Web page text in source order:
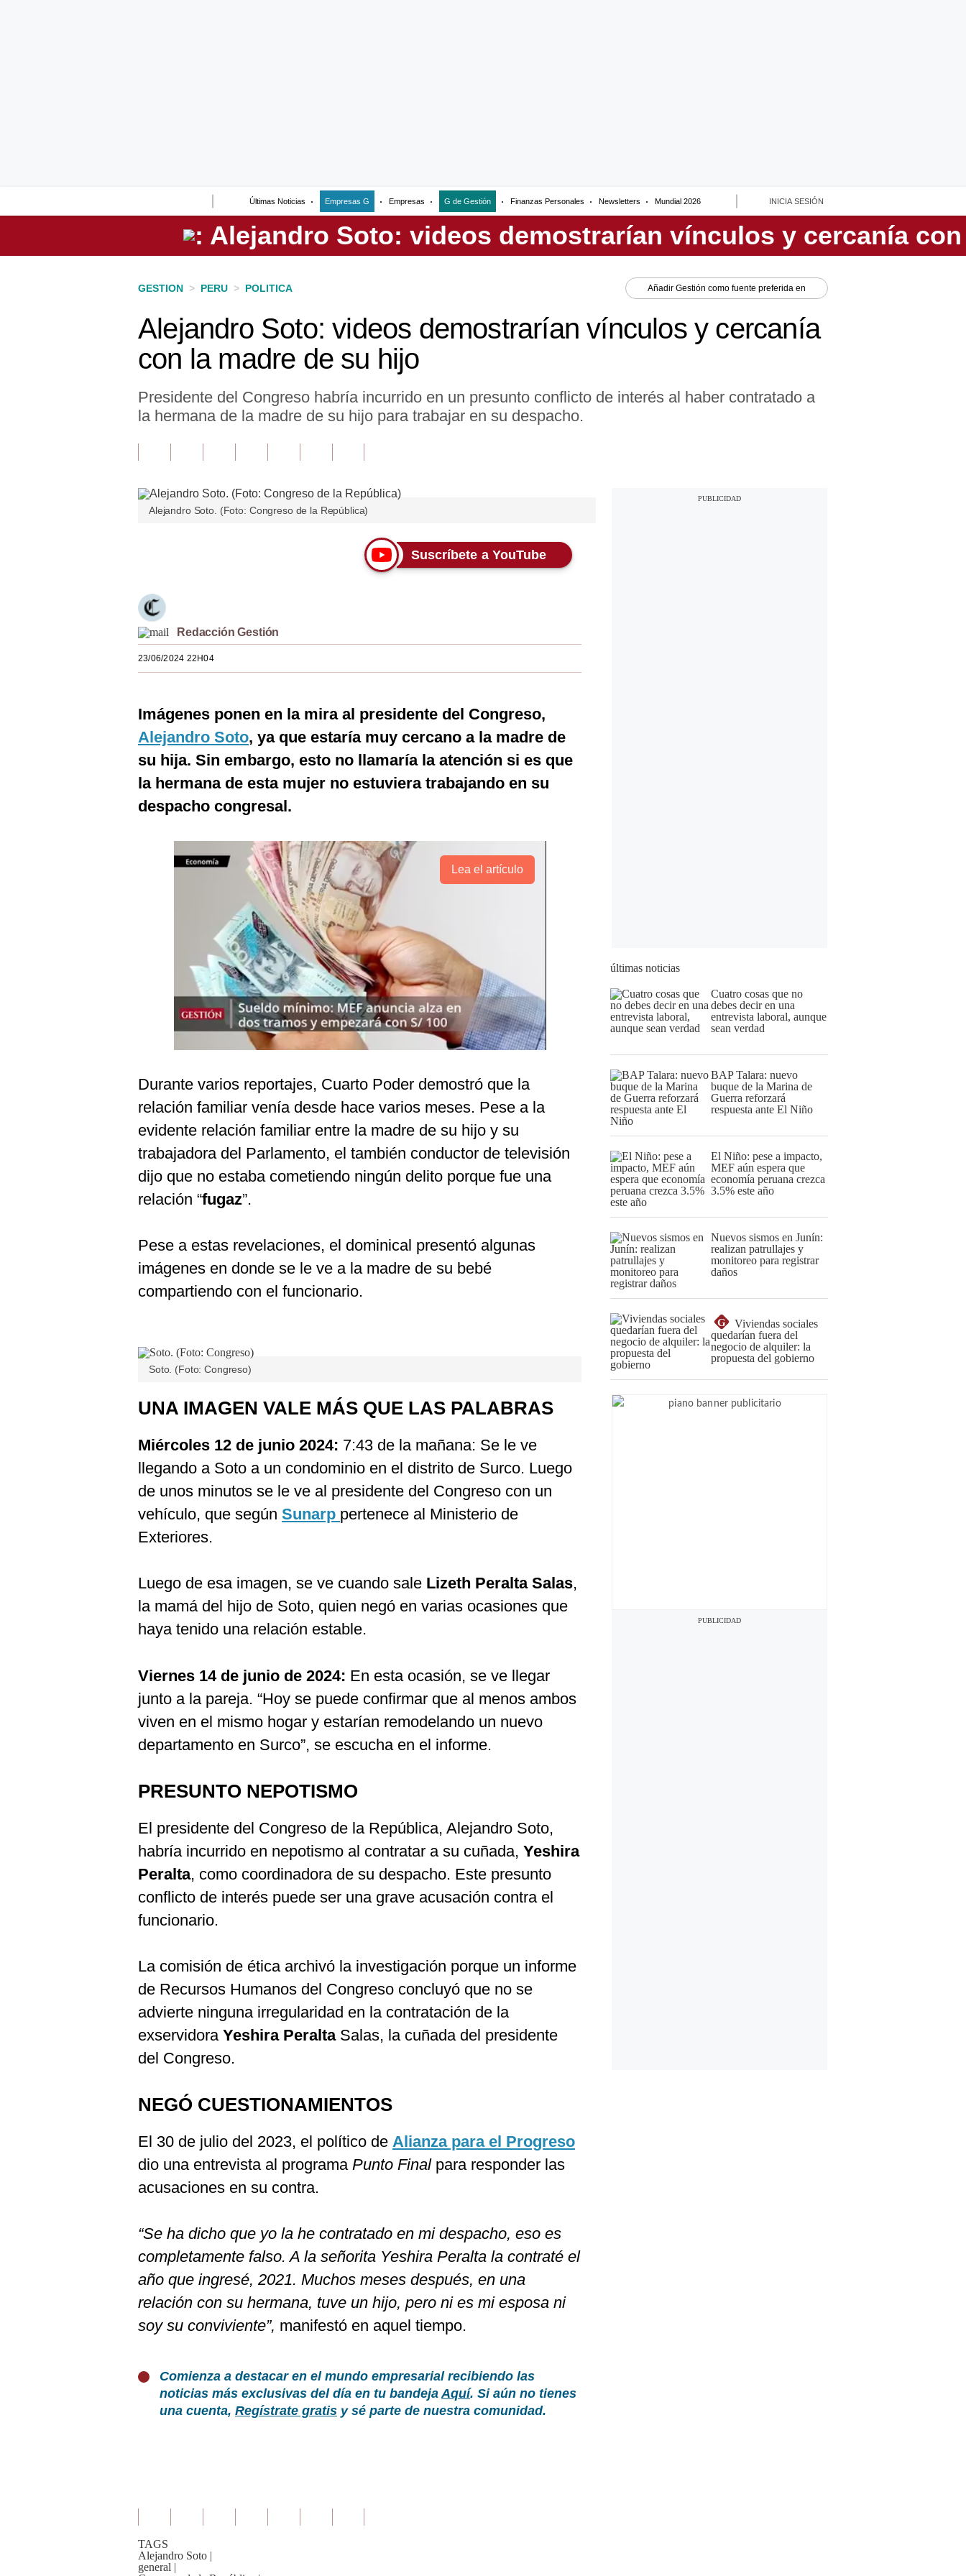
Últimas Noticias Empresas G Empresas G de Gestión Finanzas Personales Newsletters Mundial 2026 INICIA SESIÓN
Perú
GESTION > PERU > POLITICA Añadir Gestión como fuente preferida en
Alejandro Soto: videos demostrarían vínculos y cercanía
con la madre de su hijo
Presidente del Congreso habría incurrido en un presunto conflicto de interés al haber contratado a
la hermana de la madre de su hijo para trabajar en su despacho.
Alejandro Soto. (Foto: Congreso de la República)
Suscríbete a YouTube
Redacción Gestión
23/06/2024 22H04
Imágenes ponen en la mira al presidente del Congreso,
Alejandro Soto, ya que estaría muy cercano a la madre de
su hija. Sin embargo, esto no llamaría la atención si es que
la hermana de esta mujer no estuviera trabajando en su
despacho congresal.
Lea el artículo
Durante varios reportajes, Cuarto Poder demostró que la
relación familiar venía desde hace varios meses. Pese a la
evidente relación familiar entre la madre de su hijo y su
trabajadora del Parlamento, el también conductor de televisión
dijo que no estaba cometiendo ningún delito porque fue una
relación “fugaz”.
Pese a estas revelaciones, el dominical presentó algunas
imágenes en donde se le ve a la madre de su bebé
compartiendo con el funcionario.
Soto. (Foto: Congreso)
UNA IMAGEN VALE MÁS QUE LAS PALABRAS
Miércoles 12 de junio 2024: 7:43 de la mañana: Se le ve
llegando a Soto a un condominio en el distrito de Surco. Luego
de unos minutos se le ve al presidente del Congreso con un
vehículo, que según Sunarp pertenece al Ministerio de
Exteriores.
Luego de esa imagen, se ve cuando sale Lizeth Peralta Salas,
la mamá del hijo de Soto, quien negó en varias ocasiones que
haya tenido una relación estable.
Viernes 14 de junio de 2024: En esta ocasión, se ve llegar
junto a la pareja. “Hoy se puede confirmar que al menos ambos
viven en el mismo hogar y estarían remodelando un nuevo
departamento en Surco”, se escucha en el informe.
PRESUNTO NEPOTISMO
El presidente del Congreso de la República, Alejandro Soto,
habría incurrido en nepotismo al contratar a su cuñada, Yeshira
Peralta, como coordinadora de su despacho. Este presunto
conflicto de interés puede ser una grave acusación contra el
funcionario.
La comisión de ética archivó la investigación porque un informe
de Recursos Humanos del Congreso concluyó que no se
advierte ninguna irregularidad en la contratación de la
exservidora Yeshira Peralta Salas, la cuñada del presidente
del Congreso.
NEGÓ CUESTIONAMIENTOS
El 30 de julio del 2023, el político de Alianza para el Progreso
dio una entrevista al programaPunto Final para responder las
acusaciones en su contra.
“Se ha dicho que yo la he contratado en mi despacho, eso es
completamente falso. A la señorita Yeshira Peralta la contraté el
año que ingresé, 2021. Muchos meses después, en una
relación con su hermana, tuve un hijo, pero ni es mi esposa ni
soy su conviviente”, manifestó en aquel tiempo.
Comienza a destacar en el mundo empresarial recibiendo las
noticias más exclusivas del día en tu bandejaAquí. Si aún no tienes
una cuenta, Regístrate gratis y sé parte de nuestra comunidad.
TAGS
Alejandro Soto |
general |
últimas noticias
Cuatro cosas que no
debes decir en una
entrevista laboral, aunque
sean verdad
BAP Talara: nuevo
buque de la Marina de
Guerra reforzará
respuesta ante El Niño
El Niño: pese a impacto,
MEF aún espera que
economía peruana crezca
3.5% este año
Nuevos sismos en Junín:
realizan patrullajes y
monitoreo para registrar
daños
G
Viviendas sociales
quedarían fuera del
negocio de alquiler: la
propuesta del gobierno